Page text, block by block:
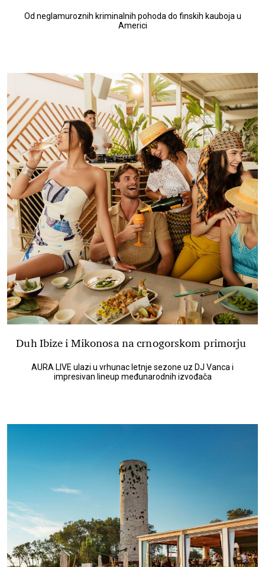
Od neglamuroznih kriminalnih pohoda do finskih kauboja u
Americi
Duh Ibize i Mikonosa na crnogorskom primorju
AURA LIVE ulazi u vrhunac letnje sezone uz DJ Vanca i
impresivan lineup međunarodnih izvođača